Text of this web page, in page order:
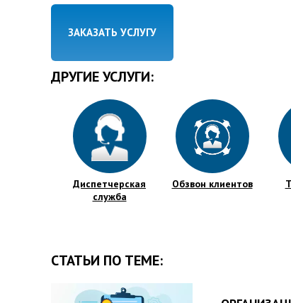
ЗАКАЗАТЬ УСЛУГУ
ДРУГИЕ УСЛУГИ:
Диспетчерская
служба
Обзвон клиентов
СТАТЬИ ПО ТЕМЕ: